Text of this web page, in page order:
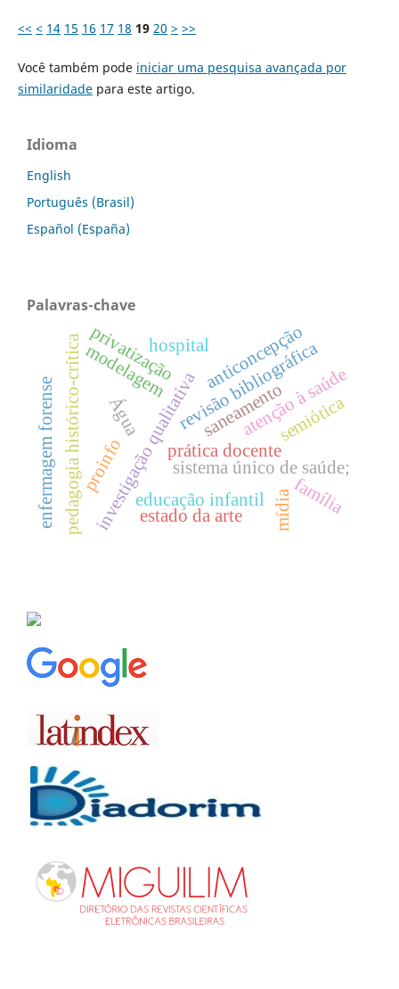
<< < 14 15 16 17 18 19 20 > >>
Você também pode iniciar uma pesquisa avançada por
similaridadepara este artigo.
Idioma
English
Português (Brasil)
Español (España)
Palavras-chave
investigação qualitativasaneamento
sistema único de saúde;
pedagogia histórico-crítica educação infantil
revisão bibliográfica
modelagem
privatização
Água
mídia
proinfo prática docente
enfermagem forense atenção à saúde
anticoncepção
hospital
semiótica
família
estado da arte